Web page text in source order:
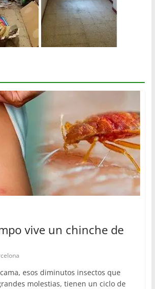
vive un chinche de
esos diminutos insectos que
molestias, tienen un ciclo de